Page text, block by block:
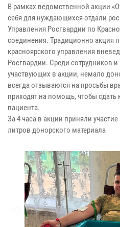
В рамках ведомственной акции
себя для нуждающихся отдали
Управления Росгвардии по
соединения. Традиционно акция
красноярского управления
Росгвардии. Среди сотрудников
участвующих в акции, немало
всегда отзываются на просьбы
приходят на помощь, чтобы
пациента.
За 4 часа в акции приняли
литров донорского материала